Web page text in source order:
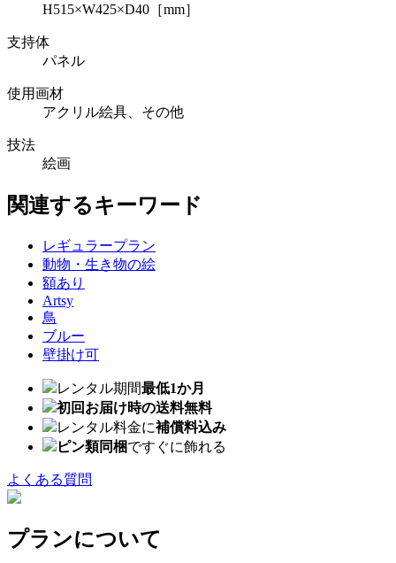
H515×W425×D40［mm］
支持体
パネル
使用画材
アクリル絵具、その他
技法
絵画
関連するキーワード
レギュラープラン
動物・生き物の絵
額あり
Artsy
鳥
ブルー
壁掛け可
レンタル期間最低1か月
初回お届け時の送料無料
レンタル料金に補償料込み
ピン類同梱ですぐに飾れる
よくある質問
プランについて